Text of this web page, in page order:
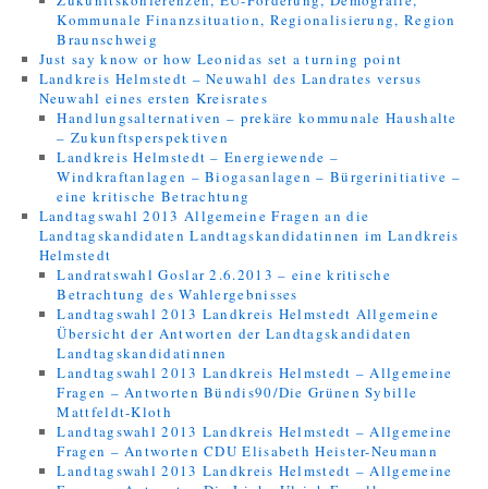
Kommunale Finanzsituation, Regionalisierung, Region
Braunschweig
Just say know or how Leonidas set a turning point
Landkreis Helmstedt – Neuwahl des Landrates versus
Neuwahl eines ersten Kreisrates
Handlungsalternativen – prekäre kommunale Haushalte
– Zukunftsperspektiven
Landkreis Helmstedt – Energiewende –
Windkraftanlagen – Biogasanlagen – Bürgerinitiative –
eine kritische Betrachtung
Landtagswahl 2013 Allgemeine Fragen an die
Landtagskandidaten Landtagskandidatinnen im Landkreis
Helmstedt
Landratswahl Goslar 2.6.2013 – eine kritische
Betrachtung des Wahlergebnisses
Landtagswahl 2013 Landkreis Helmstedt Allgemeine
Übersicht der Antworten der Landtagskandidaten
Landtagskandidatinnen
Landtagswahl 2013 Landkreis Helmstedt – Allgemeine
Fragen – Antworten Bündis90/Die Grünen Sybille
Mattfeldt-Kloth
Landtagswahl 2013 Landkreis Helmstedt – Allgemeine
Fragen – Antworten CDU Elisabeth Heister-Neumann
Landtagswahl 2013 Landkreis Helmstedt – Allgemeine